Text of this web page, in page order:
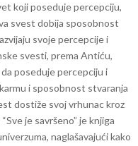
koji poseduje percepciju,
svest dobija sposobnost
svoje percepcije i
svesti, prema Antiću,
poseduje percepciju i
i sposobnost stvaranja
dostiže svoj vrhunac kroz
“Sve je savršeno” je knjiga
naglašavajući kako